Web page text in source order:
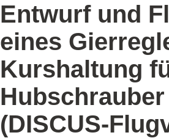
Entwurf und
eines
Kurshaltung
Hubschrauber
(DISCUS-